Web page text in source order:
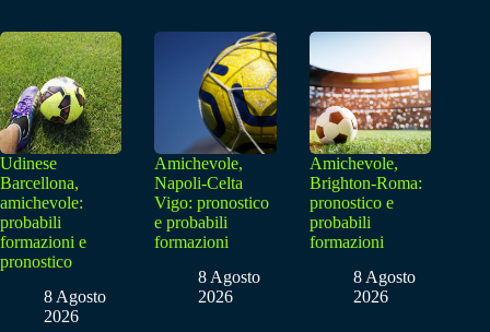
Udinese
Barcellona,
amichevole:
probabili
formazioni e
pronostico
8 Agosto
2026
Amichevole,
Napoli-Celta
Vigo: pronostico
e probabili
formazioni
8 Agosto
2026
Amichevole,
Brighton-Roma:
pronostico e
probabili
formazioni
8 Agosto
2026